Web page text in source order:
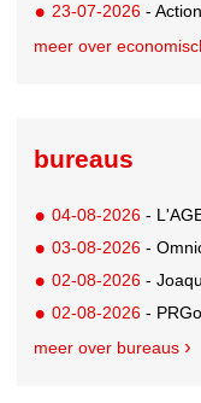
23-07-2026 - Action
meer over
bureaus
04-08-2026 -
03-08-2026 - Omnicom
02-08-2026 - Joaquin Cubria
02-08-2026 -
meer over bureaus